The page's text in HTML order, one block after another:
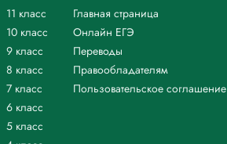
11 класс
10 класс
9 класс
8 класс
7 класс
6 класс
5 класс
Главная страница
Онлайн ЕГЭ
Переводы
Правообладателям
Пользовательское соглашение